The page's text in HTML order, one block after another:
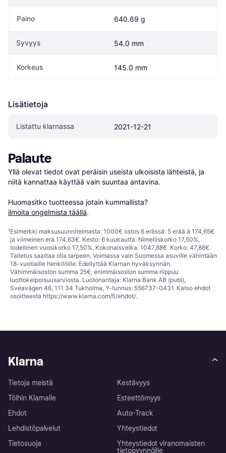
Paino 640.69 g
Syvyys 54.0 mm
Korkeus 145.0 mm
Lisätietoja
Listattu klarnassa 2021-12-21
Palaute
Yllä olevat tiedot ovat peräisin useista ulkoisista lähteistä, ja
niitä kannattaa käyttää vain suuntaa antavina.
Huomasitko tuotteessa jotain kummallista?
ilmoita ongelmista täällä.
¹Esimerkki maksusuunnitelmasta: 1000€ ostos 6 erässä: 5 erää à 174,65€
ja viimeinen erä 174,63€. Kesto: 6 kuukautta. Nimelliskorko 17,50%,
todellinen vuosikorko 17,50%. Kokonaisvelka: 1047,88€. Korko: 47,88€.
Talletus saattaa olla tarpeen. Voimassa vain Suomessa asuville vähintään
18-vuotiaille henkilöille. Edellyttää Klarnan hyväksynnän.
Vähimmäisoston summa 25€; enimmäisoston summa riippuu
luottokelpoisuusarviosta. Luotonantaja: Klarna Bank AB (publ),
Sveavägen 46, 111 34 Tukholma, Y-tunnus: 556737-0431. Katso ehdot
osoitteesta https://www.klarna.com/fi/ehdot/.
Klarna
Tietoja meistä
Töihin Klarnalle
Ehdot
Lehdistöpalvelut
Tietosuoja
Kestävyys
Esteettömyys
Auto-Track
Yhteystiedot
Yhteystiedot viranomaisten
tietopyynnöille